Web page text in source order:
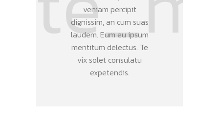
veniam percipit
dignissim, an cum suas
laudem. Eum eu ipsum
mentitum delectus. Te
vix solet consulatu
expetendis.